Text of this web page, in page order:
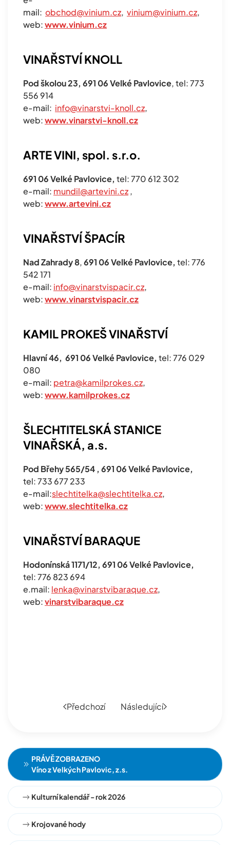
PRÁVĚ ZOBRAZENO
Víno z Velkých Pavlovic, z.s.
Kulturní kalendář - rok 2026
Krojované hody
mail: obchod@vinium.cz, vinium@vinium.cz,
web:www.vinium.cz
VINAŘSTVÍ KNOLL
Pod školou 23, 691 06 Velké Pavlovice, tel: 773
556 914
e-mail: info@vinarstvi-knoll.cz,
web:www.vinarstvi-knoll.cz
ARTE VINI, spol. s.r.o.
691 06 Velké Pavlovice, tel: 770 612 302
e-mail: mundil@artevini.cz,
web:www.artevini.cz
VINAŘSTVÍ ŠPACÍR
Nad Zahrady 8,691 06 Velké Pavlovice, tel: 776
542 171
e-mail: info@vinarstvispacir.cz,
web:www.vinarstvispacir.cz
KAMIL PROKEŠ VINAŘSTVÍ
Hlavní 46, 691 06 Velké Pavlovice, tel: 776 029
080
e-mail: petra@kamilprokes.cz,
web:www.kamilprokes.cz
ŠLECHTITELSKÁ STANICE
VINAŘSKÁ, a.s.
Pod Břehy 565/54 , 691 06 Velké Pavlovice,
tel: 733 677 233
e-mail:slechtitelka@slechtitelka.cz,
web:www.slechtitelka.cz
VINAŘSTVÍ BARAQUE
Hodonínská 1171/12, 691 06 Velké Pavlovice,
tel: 776 823 694
e.mail: lenka@vinarstvibaraque.cz,
web:vinarstvibaraque.cz
Předchozí Následující